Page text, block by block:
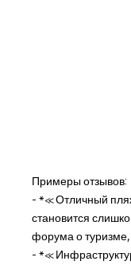
Примеры отзывов:
- *«Отличный
становится
форума о
-